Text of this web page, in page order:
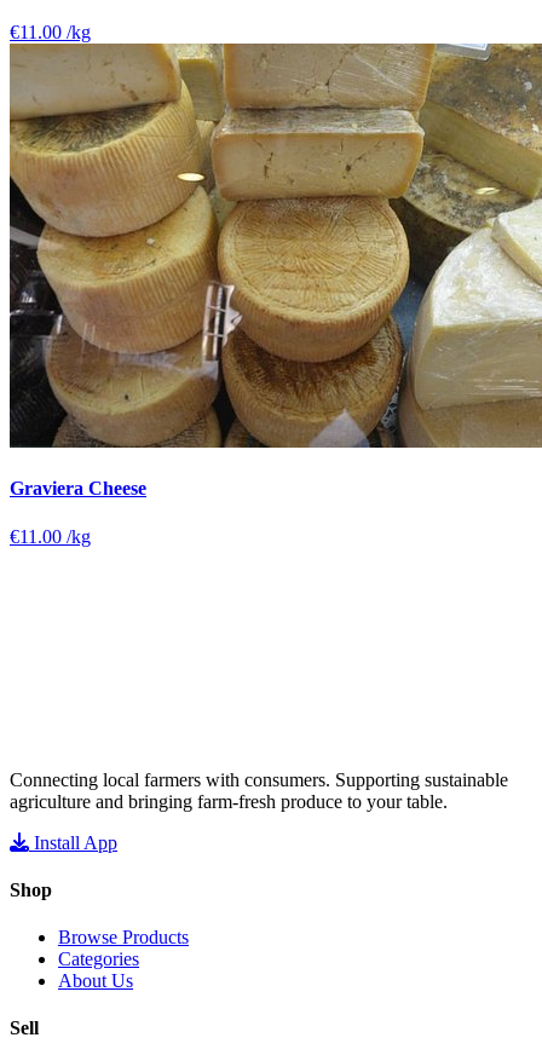
€11.00 /kg
Graviera Cheese
€11.00 /kg
Connecting local farmers with consumers. Supporting sustainable
agriculture and bringing farm-fresh produce to your table.
Install App
Shop
Browse Products
Categories
About Us
Sell